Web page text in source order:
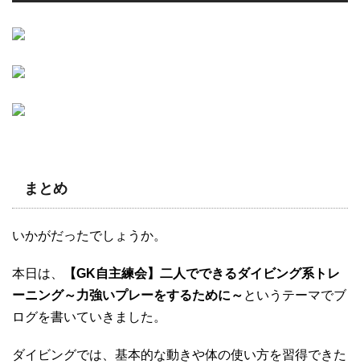
まとめ
いかがだったでしょうか。
本日は、
【GK自主練会】二人でできるダイビング系トレ
ーニング～力強いプレーをするために～ というテーマでブ
ログを書いていきました。
ダイビングでは、基本的な動きや体の使い方を習得できた